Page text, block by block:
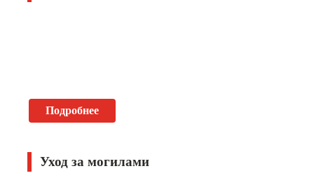
Подробнее
Уход за могилами